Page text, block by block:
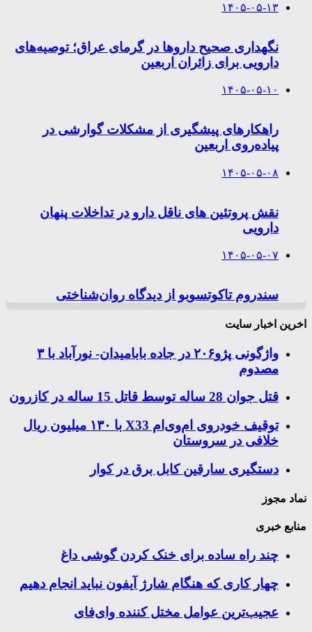
۱۴۰۵-۰۵-۱۳
نگهداری صحیح داروها در گرمای عراق؛ توصیه‌های
دارویی برای زائران اربعین
۱۴۰۵-۰۵-۱۰
راهکارهای پیشگیری از مشکلات گوارشی در
پیاده‌روی اربعین
۱۴۰۵-۰۵-۰۸
نقش پروتئین های ناقل دارو در تداخلات پنهان
دارویی
۱۴۰۵-۰۵-۰۷
سندروم تاکوتسوبو از دیدگاه روان‌شناختی
اخرین اخبار سایت
واژگونی پژو۲۰۶ در جاده بابامیدان- نورآباد با ۳
مصدوم
قتل جوان 28 ساله توسط قاتل 15 ساله در کازرون
توقیف خودروی ام‌وی‌ام X33 با ۱۳۰ میلیون ریال
خلافی در سروستان
دستگیری سارقین کابل برق در کوار
نماد مجوز
منابع خبری
چند راه‌ ساده برای خنک کردن گوشی داغ
چهار کاری که هنگام شارژ آیفون نباید انجام دهیم
عجیب‌ترین عوامل مختل کننده وای‌فای